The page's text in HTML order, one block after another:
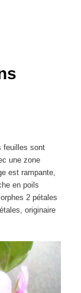
feuilles sont
une zone
est rampante,
en poils
2 pétales
originaire